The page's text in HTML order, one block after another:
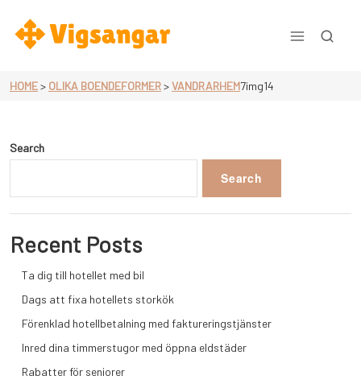
content
HOME> OLIKA BOENDEFORMER>VANDRARHEM7img14
Search
Search
Recent Posts
Ta dig till hotellet med bil
Dags att fixa hotellets storkök
Förenklad hotellbetalning med faktureringstjänster
Inred dina timmerstugor med öppna eldstäder
Rabatter för seniorer